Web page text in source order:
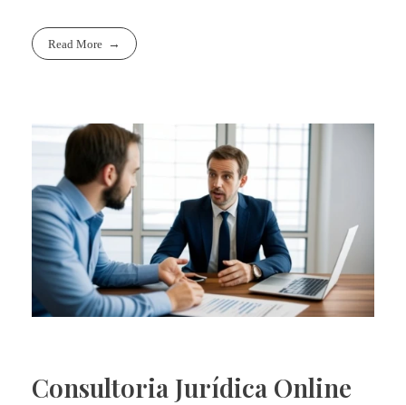
Read More
Consultoria Jurídica Online